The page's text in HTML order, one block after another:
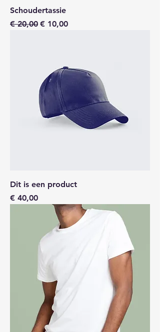
Schoudertassie
Normale prijs
€ 20,00 Verkoopprijs
€ 10,00
Dit is een product
Prijs
€ 40,00